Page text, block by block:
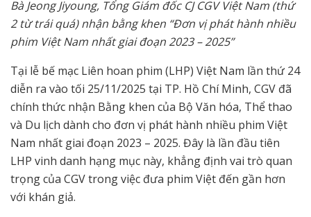
Bà Jeong Jiyoung, Tổng Giám đốc CJ CGV Việt Nam (thứ
2 từ trái quá) nhận bằng khen “Đơn vị phát hành nhiều
phim Việt Nam nhất giai đoạn 2023 – 2025”
Tại lễ bế mạc Liên hoan phim (LHP) Việt Nam lần thứ 24
diễn ra vào tối 25/11/2025 tại TP. Hồ Chí Minh, CGV đã
chính thức nhận Bằng khen của Bộ Văn hóa, Thể thao
và Du lịch dành cho đơn vị phát hành nhiều phim Việt
Nam nhất giai đoạn 2023 – 2025. Đây là lần đầu tiên
LHP vinh danh hạng mục này, khẳng định vai trò quan
trọng của CGV trong việc đưa phim Việt đến gần hơn
với khán giả.